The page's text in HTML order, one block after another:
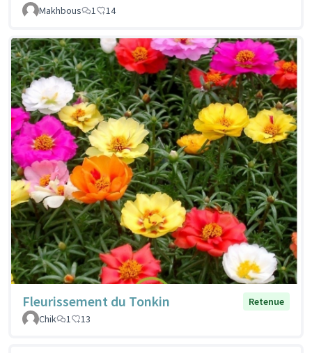
Makhbous 1 14
Fleurissement du Tonkin
Retenue
Chik
1 13